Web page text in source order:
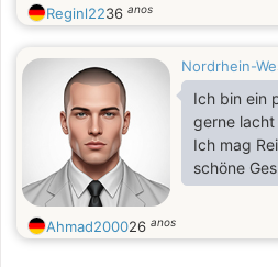
Reginl2236 anos
Nordrhein-
Ich bin ein
gerne
Ich mag
schöne
Ahmad200026 anos